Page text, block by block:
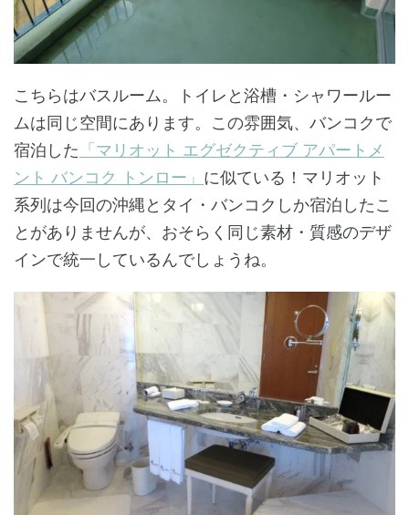
こちらはバスルーム。トイレと浴槽・シャワールー
ムは同じ空間にあります。この雰囲気、バンコクで
宿泊した 「マリオット エグゼクティブ アパートメ
ント バンコク トンロー」 に似ている！マリオット
系列は今回の沖縄とタイ・バンコクしか宿泊したこ
とがありませんが、おそらく同じ素材・質感のデザ
インで統一しているんでしょうね。